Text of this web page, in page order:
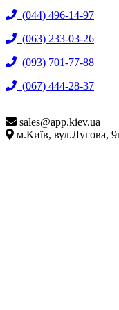
(044) 496-14-97
(063) 233-03-26
(093) 701-77-88
(067) 444-28-37
sales@app.kiev.ua
м.Київ, вул.Лугова,